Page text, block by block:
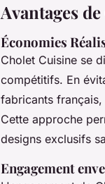
Avantages
Économies
Cholet Cuisine se
compétitifs. En
fabricants
Cette approche
designs exclusifs
Engagement